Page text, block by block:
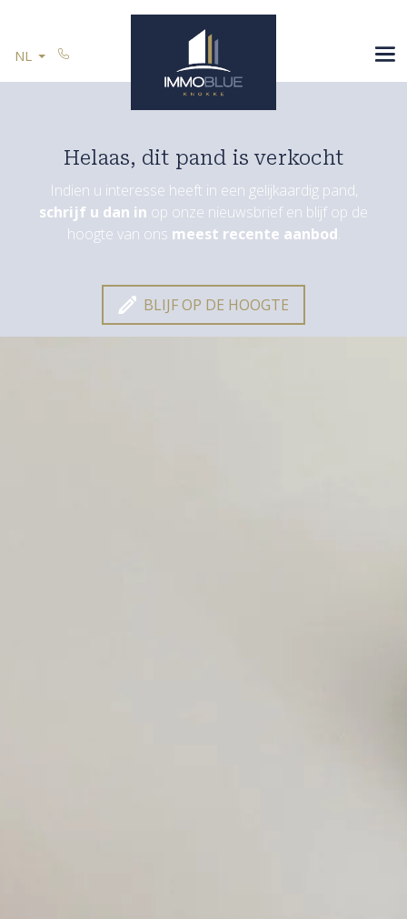
Menu overslaan en naar de inhoud gaan
NL
Blijf op de hoogte
SPANJE
U VERKOOPT
REFERENTIES
CONTACT
Helaas, dit pand is verkocht
Indien u interesse heeft in een gelijkaardig pand,
schrijf u dan in op onze nieuwsbrief en blijf op de
hoogte van ons meest recente aanbod.
BLIJF OP DE HOOGTE